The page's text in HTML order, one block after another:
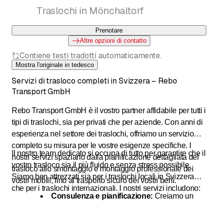
internationale Umzüge.
Umzugsservice / Transportunternehmen
Traslochi in Mönchaltorf
Prenotare
Altre opzioni di contatto
Contiene testi tradotti automaticamente.
Mostra l'originale in tedesco
Servizi di trasloco completi in Svizzera – Rebo
Transport GmbH
Rebo Transport GmbH è il vostro partner affidabile per tutti i
tipi di traslochi, sia per privati che per aziende. Con anni di
esperienza nel settore dei traslochi, offriamo un servizio
completo su misura per le vostre esigenze specifiche. I
nostri servizi spaziano dalla pianificazione dettagliata del
trasloco allo smontaggio e montaggio professionale dei
vostri mobili, fino al trasporto sicuro dei vostri beni.
Il nostro team dedicato si occupa di tutto per garantire che il
vostro trasloco sia il più fluido e senza stress possibile.
Siamo ben attrezzati sia per i traslochi locali in Svizzera
che per i traslochi internazionali. I nostri servizi includono:
Consulenza e pianificazione: Creiamo un